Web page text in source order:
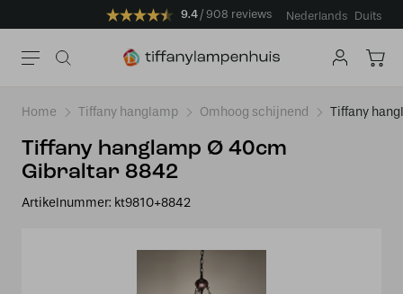
9.4 908 reviews Nederlands Duits
Home Tiffany hanglamp Omhoog schijnend Tiffany
Tiffany hanglamp Ø 40cm
Gibraltar 8842
Artikelnummer: kt9810+8842